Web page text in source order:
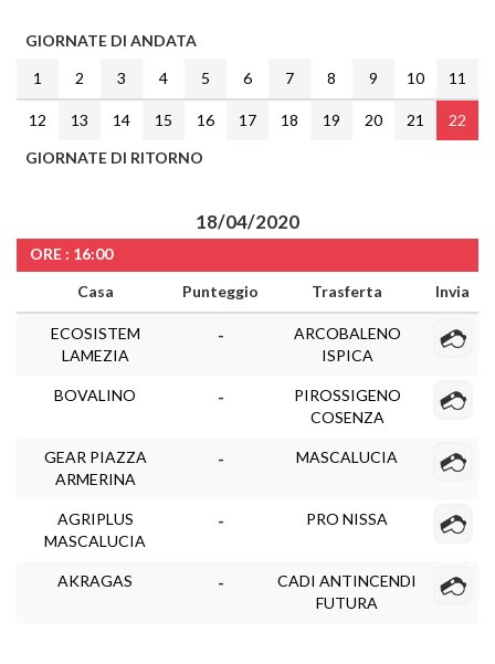
GIORNATE DI ANDATA
1
2 3 4 5 6 7 8 9 10 11
12 13 14 15 16 17 18 19 20 21
22
GIORNATE DI RITORNO
18/04/2020
ORE : 16:00
Casa
Punteggio Trasferta Invia
ECOSISTEM
LAMEZIA
-
ARCOBALENO
ISPICA
BOVALINO -
PIROSSIGENO
COSENZA
GEAR PIAZZA
ARMERINA
- MASCALUCIA
AGRIPLUS
MASCALUCIA
- PRO NISSA
AKRAGAS -
CADI ANTINCENDI
FUTURA